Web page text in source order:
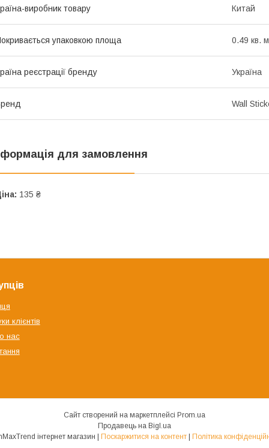
виробник товару Китай
упаковкою площа 0.49 кв. м
реєстрації бренду Україна
Wall
для замовлення
135 ₴
клієнтів
нас
Сайт створений на маркетплейсі Prom.ua
Продавець на Bigl.ua
RomMaxTrend інтернет магазин | Поскаржитися на контент | Політика